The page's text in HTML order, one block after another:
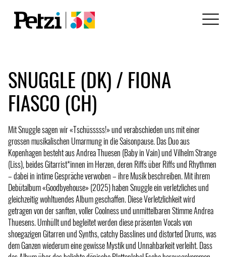
SNUGGLE (DK) / FIONA
FIASCO (CH)
Mit Snuggle sagen wir «Tschüsssss!» und verabschieden uns mit einer
grossen musikalischen Umarmung in die Saisonpause. Das Duo aus
Kopenhagen besteht aus Andrea Thuesen (Baby in Vain) und Vilhelm Strange
(Liss), beides Gitarrist*innen im Herzen, deren Riffs über Riffs und Rhythmen
– dabei in intime Gespräche verwoben – ihre Musik beschreiben. Mit ihrem
Debütalbum «Goodbyehouse» (2025) haben Snuggle ein verletzliches und
gleichzeitig wohltuendes Album geschaffen. Diese Verletzlichkeit wird
getragen von der sanften, voller Coolness und unmittelbaren Stimme Andrea
Thuesens. Umhüllt und begleitet werden diese präsenten Vocals von
shoegazigen Gitarren und Synths, catchy Basslines und distorted Drums, was
dem Ganzen wiederum eine gewisse Mystik und Unnahbarkeit verleiht. Dass